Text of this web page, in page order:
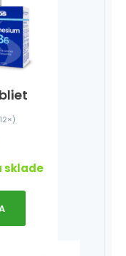
sklade